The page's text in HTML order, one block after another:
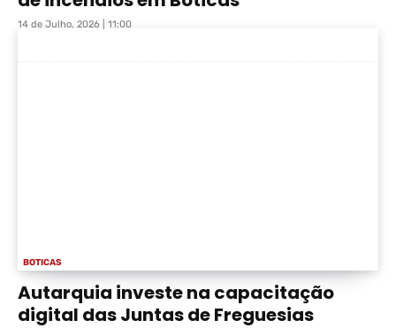
14 de Julho, 2026 | 11:00
BOTICAS
Autarquia investe na capacitação
digital das Juntas de Freguesias